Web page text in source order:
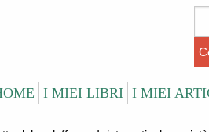
I MIEI LIBRI I MIEI